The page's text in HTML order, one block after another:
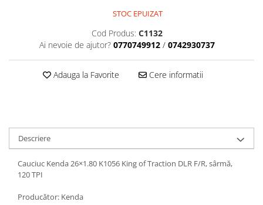
STOC EPUIZAT
Cod Produs: C1132
Ai nevoie de ajutor? 0770749912 / 0742930737
Adauga la Favorite Cere informatii
Descriere
Cauciuc Kenda 26×1.80 K1056 King of Traction DLR F/R, sârmă,
120 TPI
Producător: Kenda